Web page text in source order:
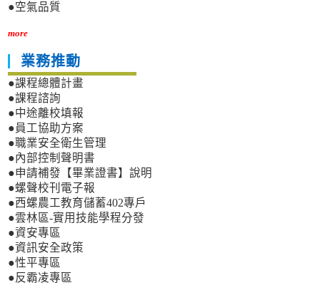
●空氣品質
more
業務推動
●課程總體計畫
●課程諮詢
●中途離校填報
●員工協助方案
●職業安全衛生管理
●內部控制聲明書
●申請補發【畢業證書】說明
●螺聲校刊電子報
●西螺農工教育儲蓄402專戶
●雲林區-實用技能學程分發
●資安專區
●資訊安全政策
●性平專區
●反霸凌專區